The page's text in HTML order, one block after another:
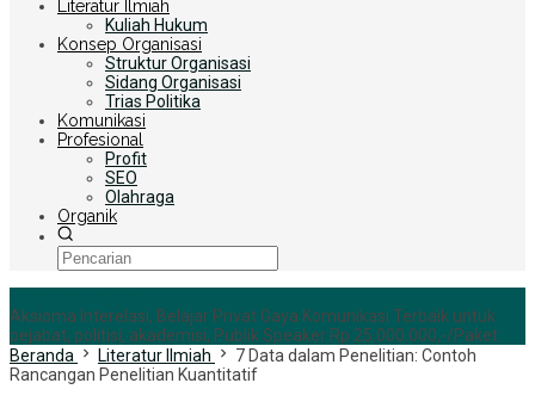
Literatur Ilmiah
Kuliah Hukum
Konsep Organisasi
Struktur Organisasi
Sidang Organisasi
Trias Politika
Komunikasi
Profesional
Profit
SEO
Olahraga
Organik
Aksioma Interelasi, Belajar Privat Gaya Komunikasi Terbaik untuk
pejabat, politisi, akademisi, Publik Speaker Rp 25.000.000,-/Paket
Beranda
Literatur Ilmiah
7 Data dalam Penelitian: Contoh
Rancangan Penelitian Kuantitatif